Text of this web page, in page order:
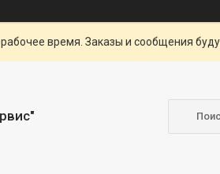
время. Заказы и сообщения